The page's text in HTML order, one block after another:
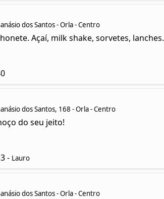
dos Santos - Orla - Centro
Açaí, milk shake, sorvetes, lanches.
dos Santos, 168 - Orla - Centro
do seu jeito!
- Lauro
dos Santos - Orla - Centro